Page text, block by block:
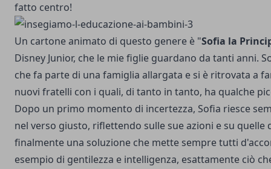
fatto centro!
Un cartone animato di questo genere è "Sofia la
Disney Junior, che le mie figlie guardano da tanti anni.
che fa parte di una famiglia allargata e si è ritrovata a
nuovi fratelli con i quali, di tanto in tanto, ha qualche
Dopo un primo momento di incertezza, Sofia riesce
nel verso giusto, riflettendo sulle sue azioni e su quelle
finalmente una soluzione che mette sempre tutti
esempio di gentilezza e intelligenza, esattamente ciò